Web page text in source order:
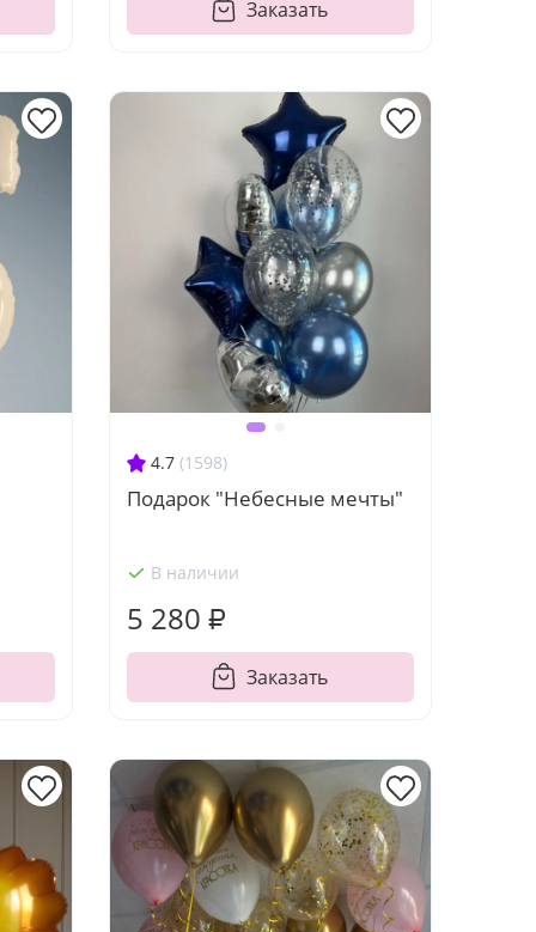
Заказать
4.7 (1598)
Подарок "Небесные мечты"
В наличии
5 280 ₽
Заказать